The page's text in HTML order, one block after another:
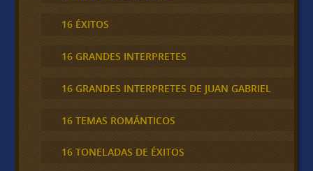
16 ÉXITOS
16 GRANDES INTERPRETES
16 GRANDES INTERPRETES DE JUAN GABRIEL
16 TEMAS ROMÁNTICOS
16 TONELADAS DE ÉXITOS